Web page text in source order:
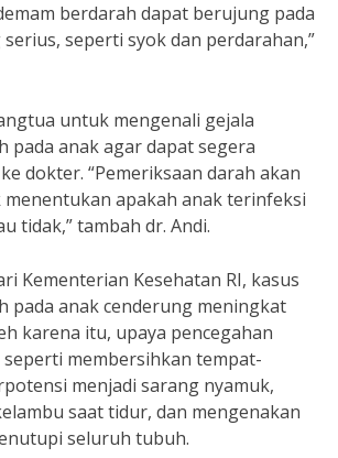
berdarah dapat berujung pada
seperti syok dan perdarahan,”
untuk mengenali gejala
pada anak agar dapat segera
dokter. “Pemeriksaan darah akan
apakah anak terinfeksi
tidak,” tambah dr. Andi.
Kementerian Kesehatan RI, kasus
pada anak cenderung meningkat
karena itu, upaya pencegahan
membersihkan tempat-
menjadi sarang nyamuk,
saat tidur, dan mengenakan
seluruh tubuh.